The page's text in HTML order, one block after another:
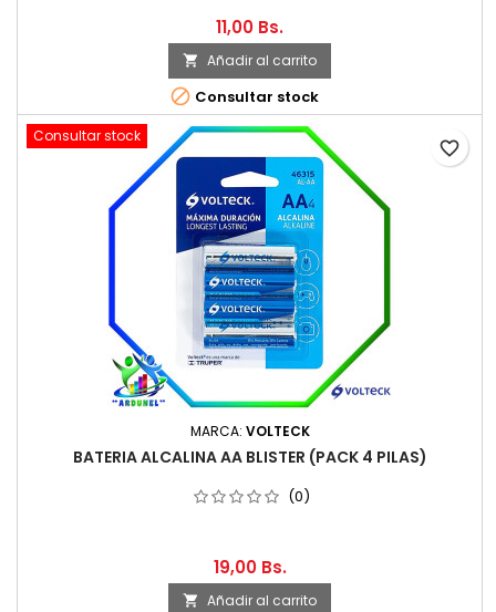
11,00 Bs.
 Añadir al carrito
 Consultar stock
Consultar stock
MARCA: VOLTECK
BATERIA ALCALINA AA BLISTER (PACK 4 PILAS)
(0)
19,00 Bs.
 Añadir al carrito
favorite_border